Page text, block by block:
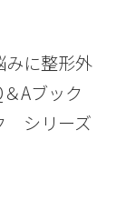
に整形外
Aブック
シリーズ